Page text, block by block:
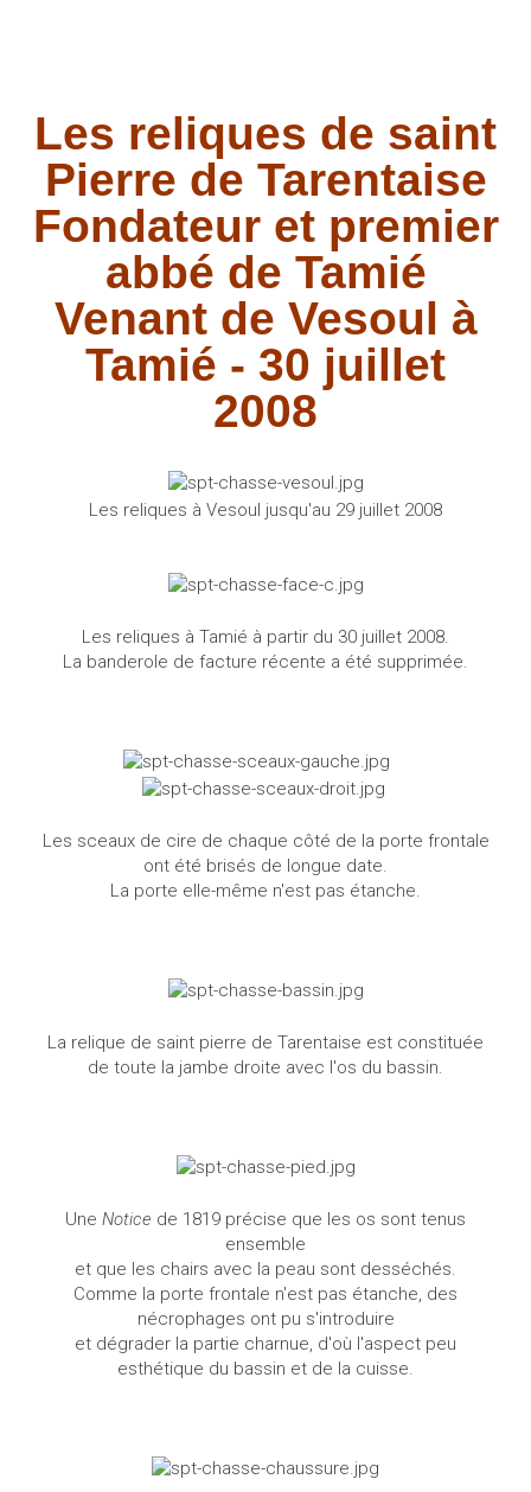
Les reliques de saint
Pierre de Tarentaise
Fondateur et premier
abbé de Tamié
Venant de Vesoul à
Tamié - 30 juillet
2008
Les reliques à Vesoul jusqu'au 29 juillet 2008
Les reliques à Tamié à partir du 30 juillet 2008.
La banderole de facture récente a été supprimée.
Les sceaux de cire de chaque côté de la porte frontale
ont été brisés de longue date.
La porte elle-même n'est pas étanche.
La relique de saint pierre de Tarentaise est constituée
de toute la jambe droite avec l'os du bassin.
Une Notice de 1819 précise que les os sont tenus
ensemble
et que les chairs avec la peau sont desséchés.
Comme la porte frontale n'est pas étanche, des
nécrophages ont pu s'introduire
et dégrader la partie charnue, d'où l'aspect peu
esthétique du bassin et de la cuisse.